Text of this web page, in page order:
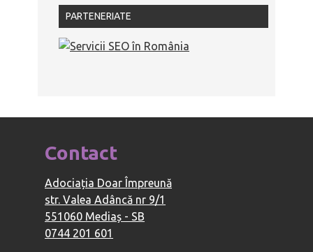
PARTENERIATE
Contact
Adociația Doar Împreună
str. Valea Adâncă nr 9/1
551060 Mediaș - SB
0744 201 601